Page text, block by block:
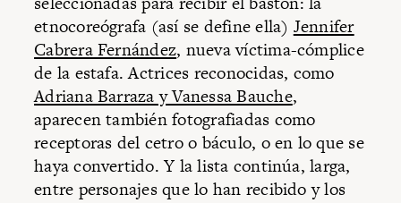
etnocoreógrafa (así se define ella) Jennifer
Cabrera Fernández, nueva víctima-cómplice
de la estafa. Actrices reconocidas, como
Adriana Barraza y Vanessa Bauche,
aparecen también fotografiadas como
receptoras del cetro o báculo, o en lo que se
haya convertido. Y la lista continúa, larga,
entre personajes que lo han recibido y los